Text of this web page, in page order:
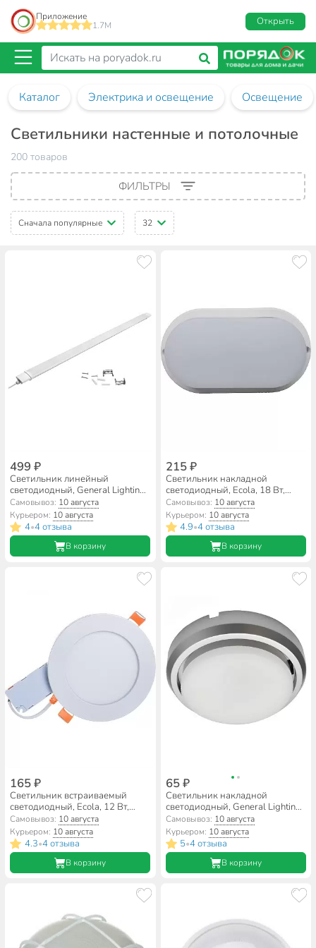
Приложение
1.7M
Открыть
Каталог Электрика и освещение Освещение
Светильники настенные и потолочные
200 товаров
ФИЛЬТРЫ
Сначала популярные 32
499 ₽
Светильник линейный
светодиодный, General Lighting
Systems, GCT6, 36 Вт, 4000 К,
3300 Лм, IP65, 120х5.5х3 см,
влагостойкий нейтральный
свет, 440112
Самовывоз: 10 августа
Курьером: 10 августа
4•4 отзыва
В корзину
215 ₽
Светильник накладной
светодиодный, Ecola, 18 Вт,
4200 К, IP65, 20х10х4 см,
нейтральный белый свет, 200В,
DPLV18ELC
Самовывоз: 10 августа
Курьером: 10 августа
4.9•4 отзыва
В корзину
165 ₽
Светильник встраиваемый
светодиодный, Ecola, 12 Вт,
4200 К, IP20, 14.5х14.5х2.6 см,
нейтральный белый свет, 200В,
даунлайт, DKRV12ELC
Самовывоз: 10 августа
Курьером: 10 августа
4.3•4 отзыва
В корзину
65 ₽
Светильник накладной
светодиодный, General Lighting
Systems, 50 Вт, GX53, IP20,
9.5х9.5х1.6 см, серебро, 661237
Самовывоз: 10 августа
Курьером: 10 августа
5•4 отзыва
В корзину